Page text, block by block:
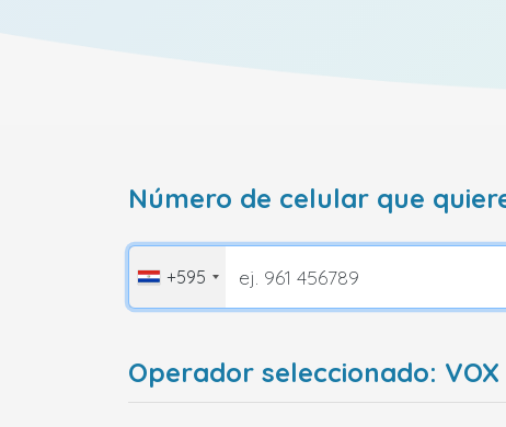
Número de celular que
+595
Operador seleccionado: